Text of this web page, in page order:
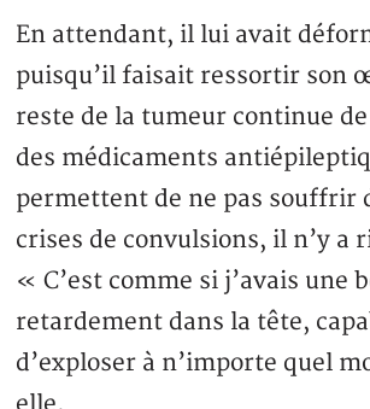
En attendant, il lui avait
puisqu’il faisait ressortir son
reste de la tumeur continue
des médicaments
permettent de ne pas souffrir
crises de convulsions, il n’y a
« C’est comme si j’avais une
retardement dans la tête,
d’exploser à n’importe quel